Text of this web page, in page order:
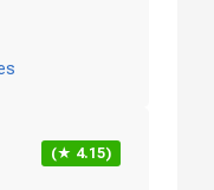
(★ 4.15)